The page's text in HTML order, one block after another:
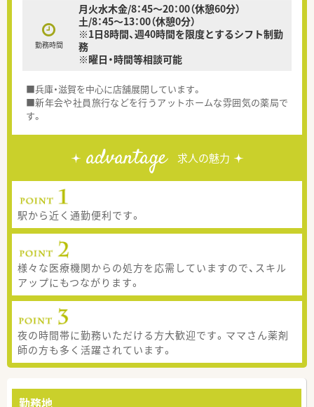
勤務時間
月火水木金/8：45～20：00（休憩60分）
土/8：45～13：00（休憩0分）
※1日8時間、週40時間を限度とするシフト制勤
務
※曜日・時間等相談可能
■兵庫・滋賀を中心に店舗展開しています。
■新年会や社員旅行などを行うアットホームな雰囲気の薬局で
す。
advantage 求人の魅力
駅から近く通勤便利です。
様々な医療機関からの処方を応需していますので、スキル
アップにもつながります。
夜の時間帯に勤務いただける方大歓迎です。ママさん薬剤
師の方も多く活躍されています。
勤務地